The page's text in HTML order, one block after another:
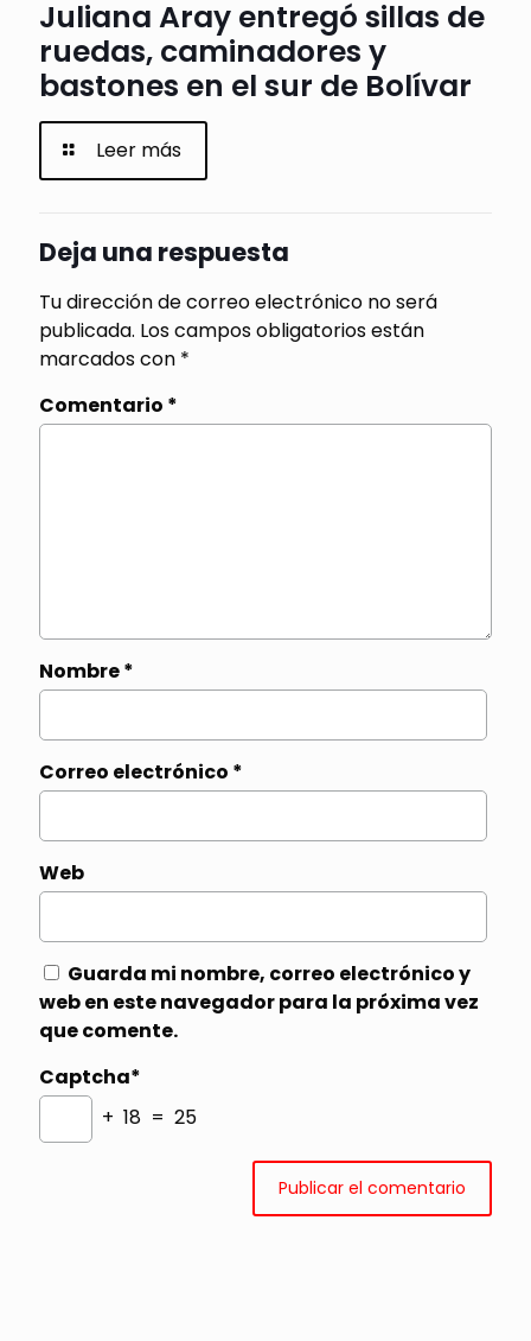
Juliana Aray entregó sillas de
ruedas, caminadores y
bastones en el sur de Bolívar
Leer más
Deja una respuesta
Tu dirección de correo electrónico no será
publicada. Los campos obligatorios están
marcados con *
Comentario *
Nombre*
Correo electrónico *
Web
Guarda mi nombre, correo electrónico y
web en este navegador para la próxima vez
que comente.
Captcha*
+ 18 = 25